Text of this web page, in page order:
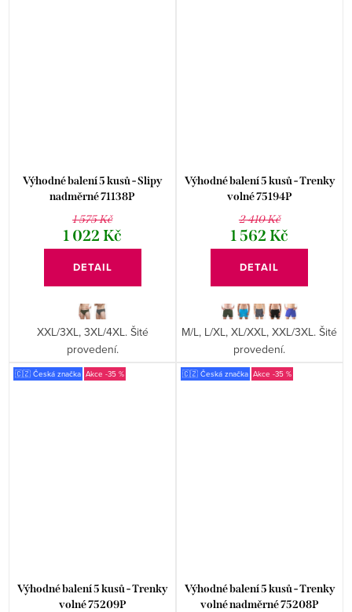
Výhodné balení 5 kusů - Slipy
nadměrné 71138P
1 575 Kč
1 022 Kč
DETAIL
XXL/3XL, 3XL/4XL. Šité
provedení.
Výhodné balení 5 kusů - Trenky
volné 75194P
2 410 Kč
1 562 Kč
DETAIL
M/L, L/XL, XL/XXL, XXL/3XL. Šité
provedení.
🇨🇿 Česká značka -35 %
Výhodné balení 5 kusů - Trenky
volné 75209P
🇨🇿 Česká značka -35 %
Výhodné balení 5 kusů - Trenky
volné nadměrné 75208P